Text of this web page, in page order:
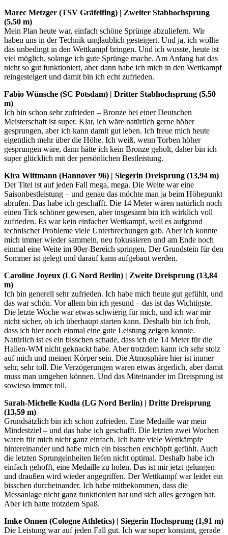
Marec Metzger (TSV Gräfelfing) | Zweiter Stabhochsprung
(5,50 m)
Mein Plan heute war, einfach schöne Sprünge abzuliefern. Wir
haben uns in der Technik unglaublich gesteigert. Und ja, ich wollte
das unbedingt in den Wettkampf bringen. Und ich wusste, heute ist
viel möglich, solange ich gute Sprünge mache. Am Anfang hat das
nicht so gut funktioniert, aber dann habe ich mich in den Wettkampf
reingesteigert und damit bin ich echt zufrieden.
Fabio Wünsche (SC Potsdam) | Dritter Stabhochsprung (5,50
m)
Ich bin schon sehr zufrieden – Bronze bei einer Deutschen
Meisterschaft ist super. Klar, ich wäre natürlich gerne höher
gesprungen, aber ich kann damit gut leben. Ich freue mich heute
eigentlich mehr über die Höhe. Ich weiß, wenn Torben höher
gesprungen wäre, dann hätte ich kein Bronze geholt, daher bin ich
super glücklich mit der persönlichen Bestleistung.
Kira Wittmann (Hannover 96) | Siegerin Dreisprung (13,94 m)
Der Titel ist auf jeden Fall mega, mega. Die Weite war eine
Saisonbestleistung – und genau das möchte man ja beim Höhepunkt
abrufen. Das habe ich geschafft. Die 14 Meter wären natürlich noch
einen Tick schöner gewesen, aber insgesamt bin ich wirklich voll
zufrieden. Es war kein einfacher Wettkampf, weil es aufgrund
technischer Probleme viele Unterbrechungen gab. Aber ich konnte
mich immer wieder sammeln, neu fokussieren und am Ende noch
einmal eine Weite im 90er-Bereich springen. Der Grundstein für den
Sommer ist gelegt und darauf kann aufgebaut werden.
Caroline Joyeux (LG Nord Berlin) | Zweite Dreisprung (13,84
m)
Ich bin generell sehr zufrieden. Ich habe mich heute gut gefühlt, und
das war schön. Vor allem bin ich gesund – das ist das Wichtigste.
Die letzte Woche war etwas schwierig für mich, und ich war mir
nicht sicher, ob ich überhaupt starten kann. Deshalb bin ich froh,
dass ich hier noch einmal eine gute Leistung zeigen konnte.
Natürlich ist es ein bisschen schade, dass ich die 14 Meter für die
Hallen-WM nicht geknackt habe. Aber trotzdem kann ich sehr stolz
auf mich und meinen Körper sein. Die Atmosphäre hier ist immer
sehr, sehr toll. Die Verzögerungen waren etwas ärgerlich, aber damit
muss man umgehen können. Und das Miteinander im Dreisprung ist
sowieso immer toll.
Sarah-Michelle Kudla (LG Nord Berlin) | Dritte Dreisprung
(13,59 m)
Grundsätzlich bin ich schon zufrieden. Eine Medaille war mein
Mindestziel – und das habe ich geschafft. Die letzten zwei Wochen
waren für mich nicht ganz einfach. Ich hatte viele Wettkämpfe
hintereinander und habe mich ein bisschen erschöpft gefühlt. Auch
die letzten Sprungeinheiten liefen nicht optimal. Deshalb habe ich
einfach gehofft, eine Medaille zu holen. Das ist mir jetzt gelungen –
und draußen wird wieder angegriffen. Der Wettkampf war leider ein
bisschen durcheinander. Ich habe mitbekommen, dass die
Messanlage nicht ganz funktioniert hat und sich alles gezogen hat.
Aber ich hatte trotzdem Spaß.
Imke Onnen (Cologne Athletics) | Siegerin Hochsprung (1,91 m)
Die Leistung war auf jeden Fall gut. Ich war super konstant, gerade